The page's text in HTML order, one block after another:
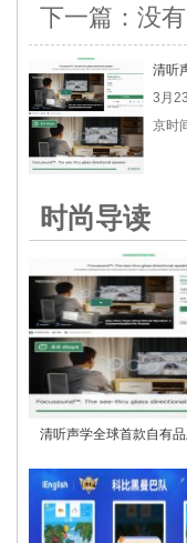
下一篇：没
清听
3月
京时
时尚导读
清听声学全球首款自有